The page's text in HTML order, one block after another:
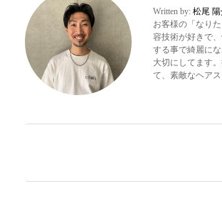
Written by: 松尾
お客様の「なり
容技術が好きで
する事で綺麗に
大切にしてます
て、素敵なヘア